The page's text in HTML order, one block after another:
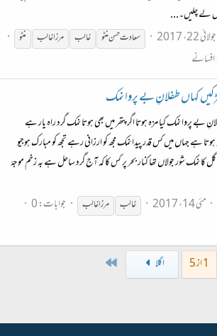
لے چلیں۔...
جولائی 22، 2017 سعادت حسن منٹو غالب مرزاغالب منٹو
افسانے
کہاں طفلانِ بے پروا نمک
بے پروا نمک کیا مزہ ہوتا اگر پتھر میں بھی ہوتا نمک گرد راہ یار ہے
ہے جہاں میں کس قدر پیدا نمک مجھ کو ارزانی رہے تجھ کو مبارک ہوجیو
گل کا نمک شور جولاں تھا کنار بحر پر کس کا کہ آج گرد ساحل ہے بہ زخم موجۂ
مئی 14، 2017 غالب مرزاغالب
جوابات: 0
1 از 5
اگلا